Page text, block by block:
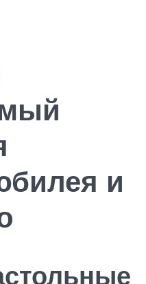
и